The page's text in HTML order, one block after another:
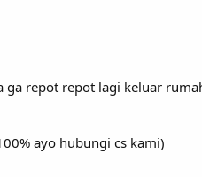
ga repot repot lagi keluar
ayo hubungi cs kami)